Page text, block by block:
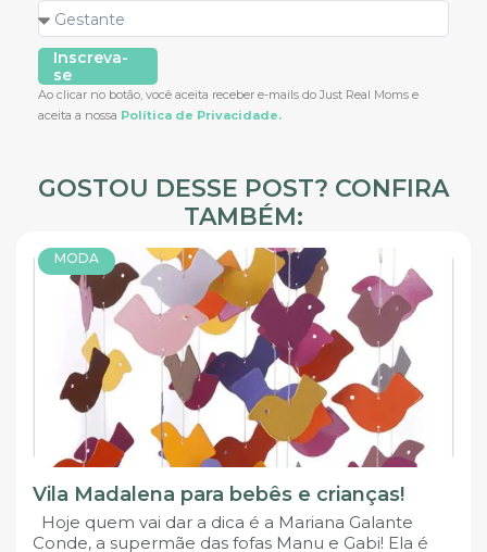
Inscreva-
se
Ao clicar no botão, você aceita receber e-mails do Just Real Moms e
aceita a nossa Política de Privacidade.
GOSTOU DESSE POST? CONFIRA
TAMBÉM:
MODA
Vila Madalena para bebês e crianças!
Hoje quem vai dar a dica é a Mariana Galante
Conde, a supermãe das fofas Manu e Gabi! Ela é